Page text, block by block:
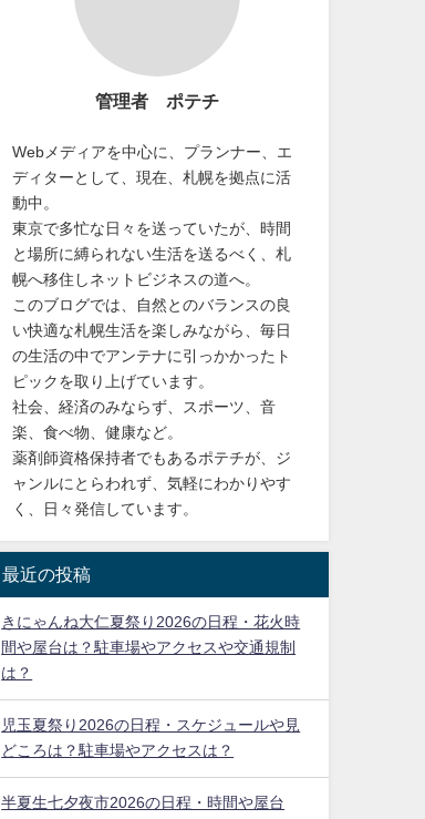
管理者 ポテチ
Webメディアを中心に、プランナー、エ
ディターとして、現在、札幌を拠点に活
動中。
東京で多忙な日々を送っていたが、時間
と場所に縛られない生活を送るべく、札
幌へ移住しネットビジネスの道へ。
このブログでは、自然とのバランスの良
い快適な札幌生活を楽しみながら、毎日
の生活の中でアンテナに引っかかったト
ピックを取り上げています。
社会、経済のみならず、スポーツ、音
楽、食べ物、健康など。
薬剤師資格保持者でもあるポテチが、ジ
ャンルにとらわれず、気軽にわかりやす
く、日々発信しています。
最近の投稿
きにゃんね大仁夏祭り2026の日程・花火時
間や屋台は？駐車場やアクセスや交通規制
は？
児玉夏祭り2026の日程・スケジュールや見
どころは？駐車場やアクセスは？
半夏生七夕夜市2026の日程・時間や屋台